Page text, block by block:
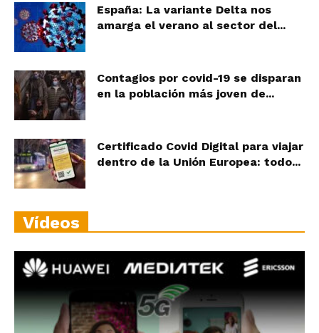
España: La variante Delta nos
amarga el verano al sector del...
Contagios por covid-19 se disparan
en la población más joven de...
Certificado Covid Digital para viajar
dentro de la Unión Europea: todo...
Vídeos